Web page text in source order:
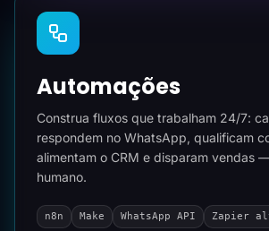
Automações
Construa fluxos que trabalham 24/7:
respondem no WhatsApp, qualificam
alimentam o CRM e disparam vendas
humano.
n8n Make WhatsApp API Zapier